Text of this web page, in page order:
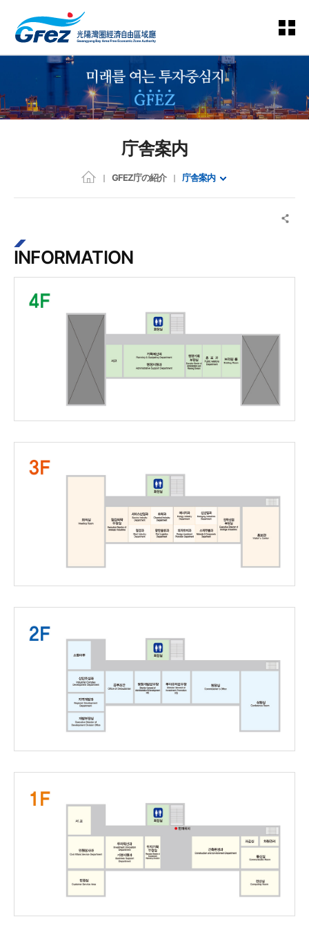
庁舎案内
GFEZ庁の紹介 庁舎案内
INFORMATION